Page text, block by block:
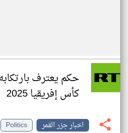
حكم يعترف
كأس إفريقيا 2025
اخبار جزر القمر
Politics